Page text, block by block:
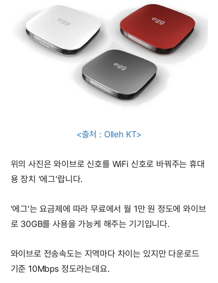
<출처 : Olleh KT>
위의 사진은 와이브로 신호를 WiFi 신호로 바꿔주는 휴대
용 장치 '에그'랍니다.
'에그'는 요금제에 따라 무료에서 월 1만 원 정도에 와이브
로 30GB를 사용을 가능케 해주는 기기입니다.
와이브로 전송속도는 지역마다 차이는 있지만 다운로드
기준 10Mbps 정도라는데요.